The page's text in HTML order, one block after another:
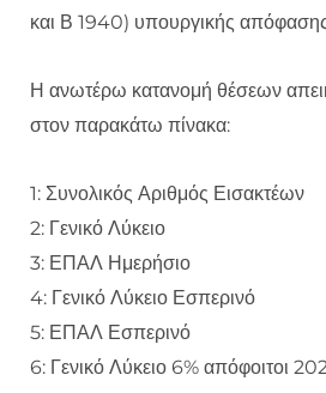
και Β 1940) υπουργικής
Η ανωτέρω κατανομή θέσεων
στον παρακάτω πίνακα:
1: Συνολικός Αριθμός Εισακτέων
2: Γενικό Λύκειο
3: ΕΠΑΛ Ημερήσιο
4: Γενικό Λύκειο Εσπερινό
5: ΕΠΑΛ Εσπερινό
6: Γενικό Λύκειο 6% απόφοιτοι